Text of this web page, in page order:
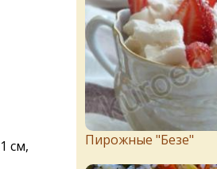
см,
Пирожныe "Бeзe"